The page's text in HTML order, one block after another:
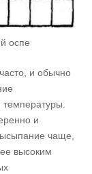
оспе
и обычно
и
чаще,
высоким